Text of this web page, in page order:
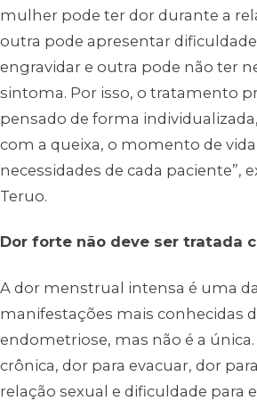
mulher pode ter dor durante a
outra pode apresentar
engravidar e outra pode não ter
sintoma. Por isso, o tratamento
pensado de forma
com a queixa, o momento de vida
necessidades de cada paciente”,
Teruo.
Dor forte não deve ser tratada
A dor menstrual intensa é uma
manifestações mais conhecidas
endometriose, mas não é a
crônica, dor para evacuar, dor
relação sexual e dificuldade para